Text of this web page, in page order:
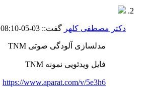
دکتر مصطفی کلهر گفت:: 03-05-2018
08:10 AM
مدلسازی آلودگی صوتی TNM
فایل ویدئویی نمونه TNM
https://www.aparat.com/v/5e3h6